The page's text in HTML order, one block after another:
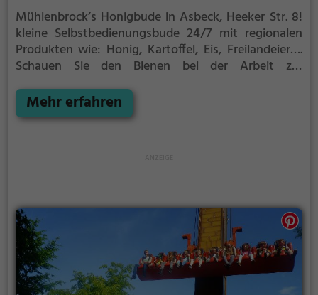
Mühlenbrock’s Honigbude in Asbeck, Heeker Str. 8!
kleine Selbstbedienungsbude 24/7 mit regionalen
Produkten wie: Honig, Kartoffel, Eis, Freilandeier….
Schauen Sie den Bienen bei der Arbeit zu!
Mehr erfahren